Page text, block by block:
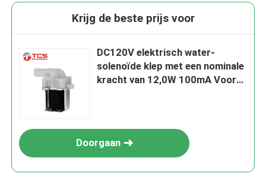
Krijg de beste prijs voor
DC120V elektrisch water-
solenoïde klep met een nominale
kracht van 12,0W 100mA Voor
Doorgaan